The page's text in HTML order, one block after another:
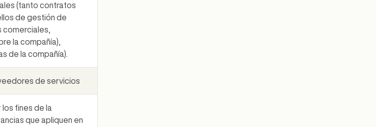
(tanto contratos
de gestión de
la compañía),
de la compañía).
de servicios
fines de la
que apliquen en